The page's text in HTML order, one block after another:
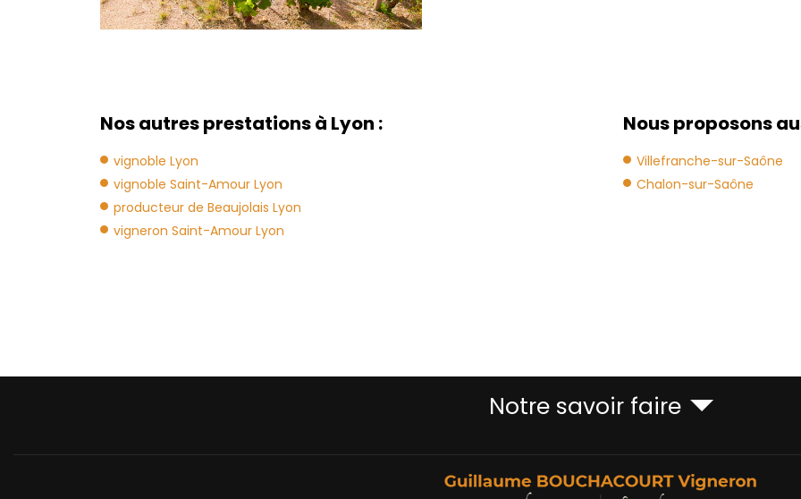
Nos autres prestations à Lyon :
vignoble Lyon
vignoble Saint-Amour Lyon
producteur de Beaujolais Lyon
vigneron Saint-Amour Lyon
Nous proposons
Villefranche-sur-Saône
Chalon-sur-Saône
Notre savoir faire